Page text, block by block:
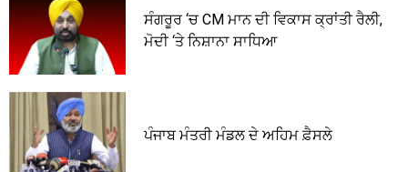
ਸੰਗਰੂਰ ‘ਚ CM ਮਾਨ ਦੀ ਵਿਕਾਸ ਕ੍ਰਾਂਤੀ ਰੈਲੀ,
ਮੋਦੀ ‘ਤੇ ਨਿਸ਼ਾਨਾ ਸਾਧਿਆ
ਪੰਜਾਬ ਮੰਤਰੀ ਮੰਡਲ ਦੇ ਅਹਿਮ ਫ਼ੈਸਲੇ